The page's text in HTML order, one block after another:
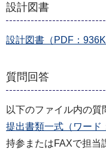
設計図書
設計図書（PDF：
質問回答
以下のファイル内の質
提出書類一式（ワード
持参またはFAXで担当